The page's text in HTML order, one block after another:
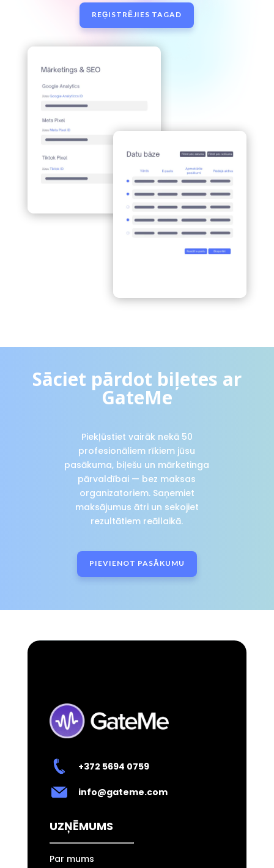
REĢISTRĒJIES TAGAD
Sāciet pārdot biļetes ar
GateMe
Piekļūstiet vairāk nekā 50
profesionāliem rīkiem jūsu
pasākuma, biļešu un mārketinga
pārvaldībai — bez maksas
organizatoriem. Saņemiet
maksājumus ātri un sekojiet
rezultātiem reāllaikā.
PIEVIENOT PASĀKUMU
+372 5694 0759
info@gateme.com
UZŅĒMUMS
Par mums